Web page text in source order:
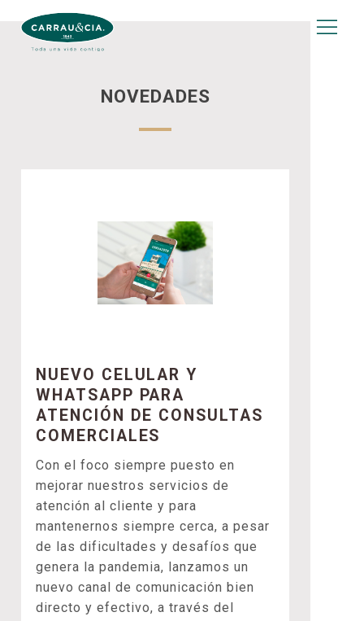
NOVEDADES
NUEVO CELULAR Y
WHATSAPP PARA
ATENCIÓN DE CONSULTAS
COMERCIALES
Con el foco siempre puesto en
mejorar nuestros servicios de
atención al cliente y para
mantenernos siempre cerca, a pesar
de las dificultades y desafíos que
genera la pandemia, lanzamos un
nuevo canal de comunicación bien
directo y efectivo, a través del